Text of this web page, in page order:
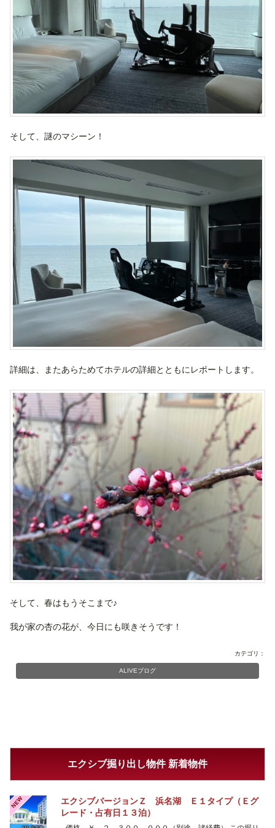
そして、謎のマシーン！
詳細は、またあらためてホテルの詳細とともにレポートします。
そして、春はもうそこまで♪
我が家の杏の花が、今日にも咲きそうです！
カテゴリ：
ALIVEブログ
エクシブ掘り出し物件 新着物件
NEW
エクシブバージョンＺ 浜名湖 Ｅ１タイプ（Ｅグ
レード・占有日１３泊）